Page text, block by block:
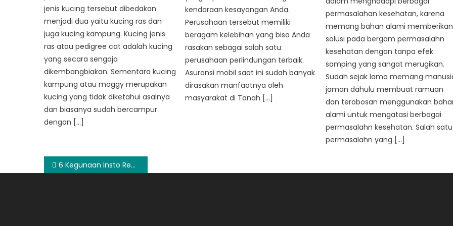
jenis kucing tersebut dibedakan
menjadi dua yaitu kucing ras dan
juga kucing kampung. Kucing jenis
ras atau pedigree cat adalah kucing
yang secara sengaja
dikembangbiakan. Sementara kucing
kampung atau moggy merupakan
kucing yang tidak diketahui asalnya
dan biasanya sudah bercampur
dengan […]
kendaraan kesayangan Anda.
Perusahaan tersebut memiliki
beragam kelebihan yang bisa Anda
rasakan sebagai salah satu
perusahaan perlindungan terbaik.
Asuransi mobil saat ini sudah banyak
dirasakan manfaatnya oleh
masyarakat di Tanah […]
permasalahan kesehatan, karena
memang bahan alami memberikan
solusi pada bergam permasalahn
kesehatan dengan tanpa efek
samping yang sangat merugikan.
Sudah sejak lama memang
jaman dahulu membuat ramuan
dan terobosan menggunakan
alami untuk mengatasi berbagai
permasalahn kesehatan. Salah satu
permasalahn yang […]
Post
6 Kegunaan Insto Regular yang Wajib Anda Ketahui